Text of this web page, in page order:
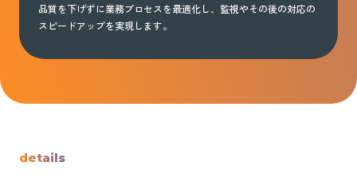
品質を下げずに業務プロセスを最適化し、監視やその後の対応の
スピードアップを実現します。
details